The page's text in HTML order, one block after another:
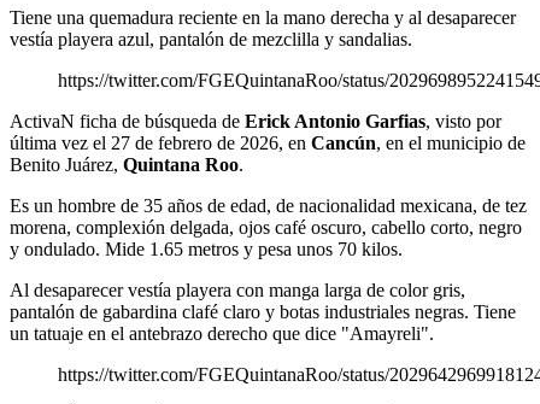
Tiene una quemadura reciente en la mano derecha y al desaparecer
vestía playera azul, pantalón de mezclilla y sandalias.
https://twitter.com/FGEQuintanaRoo/status/
ActivaN ficha de búsqueda de Erick Antonio Garfias, visto por
última vez el 27 de febrero de 2026, en Cancún, en el municipio de
Benito Juárez, Quintana Roo.
Es un hombre de 35 años de edad, de nacionalidad mexicana, de tez
morena, complexión delgada, ojos café oscuro, cabello corto, negro
y ondulado. Mide 1.65 metros y pesa unos 70 kilos.
Al desaparecer vestía playera con manga larga de color gris,
pantalón de gabardina clafé claro y botas industriales negras. Tiene
un tatuaje en el antebrazo derecho que dice "Amayreli".
https://twitter.com/FGEQuintanaRoo/status/